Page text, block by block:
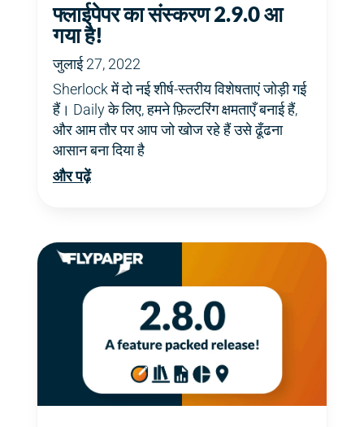
फ्लाईपेपर का संस्करण 2.9.0 आ
गया है!
जुलाई 27, 2022
Sherlock में दो नई शीर्ष-स्तरीय विशेषताएं जोड़ी गई
हैं। Daily के लिए, हमने फ़िल्टरिंग क्षमताएँ बनाई हैं,
और आम तौर पर आप जो खोज रहे हैं उसे ढूँढना
आसान बना दिया है
और पढ़ें